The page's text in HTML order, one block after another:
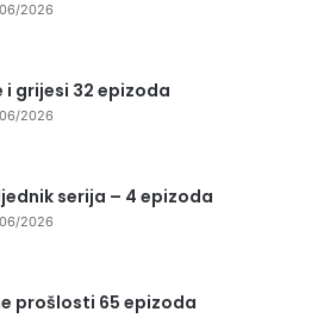
2026
i grijesi 32 epizoda
2026
serija – 4 epizoda
2026
prošlosti 65 epizoda